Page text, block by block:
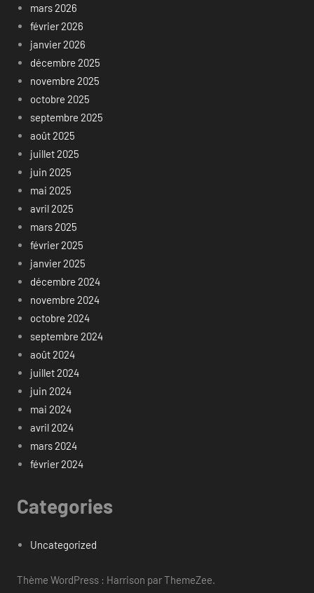
mars 2026
février 2026
janvier 2026
décembre 2025
novembre 2025
octobre 2025
septembre 2025
août 2025
juillet 2025
juin 2025
mai 2025
avril 2025
mars 2025
février 2025
janvier 2025
décembre 2024
novembre 2024
octobre 2024
septembre 2024
août 2024
juillet 2024
juin 2024
mai 2024
avril 2024
mars 2024
février 2024
Categories
Uncategorized
Thème WordPress : Harrison par ThemeZee.